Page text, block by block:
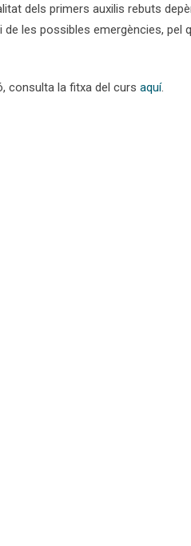
dels primers auxilis rebuts
de les possibles emergències,
consulta la fitxa del curs aquí.